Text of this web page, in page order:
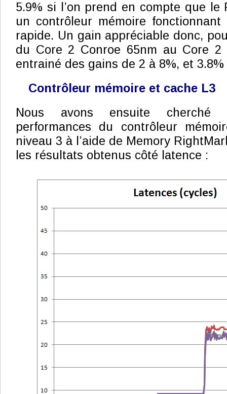
5.9% si l’on prend en compte que le
un contrôleur mémoire
rapide. Un gain appréciable donc,
du Core 2 Conroe 65nm au Core 2
entrainé des gains de 2 à 8%, et
Contrôleur mémoire et cache L3
Nous avons ensuite
performances du contrôleur
niveau 3 à l’aide de Memory
les résultats obtenus côté latence :